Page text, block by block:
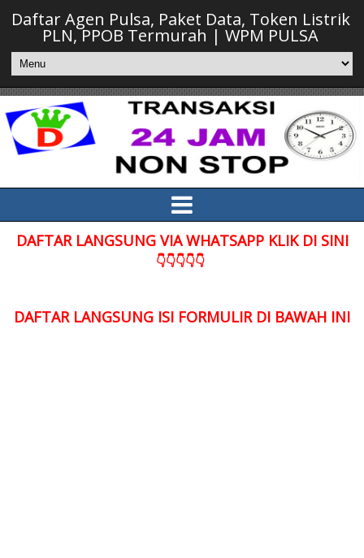
Daftar Agen Pulsa, Paket Data, Token Listrik
PLN, PPOB Termurah | WPM PULSA
DAFTAR LANGSUNG VIA WHATSAPP KLIK DI SINI
👇👇👇👇👇
DAFTAR LANGSUNG ISI FORMULIR DI BAWAH INI